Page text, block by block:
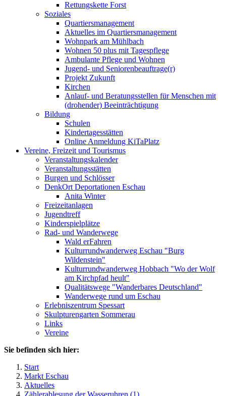
Rettungskette Forst
Soziales
Quartiersmanagement
Aktuelles im Quartiersmanagement
Wohnpark am Mühlbach
Wohnen 50 plus mit Tagespflege
Ambulante Pflege und Wohnen
Jugend- und Seniorenbeauftrage(r)
Projekt Zukunft
Kirchen
Anlauf- und Beratungsstellen für Menschen mit
(drohender) Beeinträchtigung
Bildung
Schulen
Kindertagesstätten
Online Anmeldung KiTaPlatz
Vereine, Freizeit und Tourismus
Veranstaltungskalender
Veranstaltungsstätten
Burgen und Schlösser
DenkOrt Deportationen Eschau
Anita Winter
Freizeitanlagen
Jugendtreff
Kinderspielplätze
Rad- und Wanderwege
Wald erFahren
Kulturrundwanderweg Eschau "Burg
Wildenstein"
Kulturrundwanderweg Hobbach "Wo der Wolf
am Kirchpfad heult"
Qualitätswege "Wanderbares Deutschland"
Wanderwege rund um Eschau
Erlebniszentrum Spessart
Skulpturengarten Sommerau
Links
Vereine
Sie befinden sich hier:
Start
Markt Eschau
Aktuelles
Zählerablesung der Wasseruhren (1)